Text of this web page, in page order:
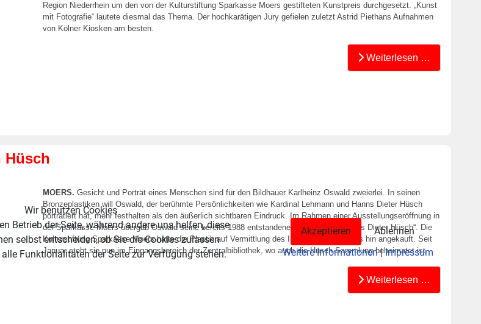
Region Niederrhein um den von der Kulturstiftung Sparkasse Moers gestifteten Kunstpreis durchgesetzt. „Kunst
mit Fotografie“ lautete diesmal das Thema. Der hochkarätigen Jury gefielen zuletzt Astrid Piethans Aufnahmen
von Kölner Kiosken am besten.
Weiterlesen …
Hüsch
MOERS. Gesicht und Porträt eines Menschen sind für den Bildhauer Karlheinz Oswald zweierlei. In seinen
Bronzeplastiken will Oswald, der berühmte Persönlichkeiten wie Kardinal Lehmann und Hanns Dieter Hüsch
porträtiert hat, mehr festhalten als den äußerlich sichtbaren Eindruck. Im Rahmen einer Ausstellungseröffnung in
der Sparkasse Moers übergab Oswald seine bereits 1988 entstandene Bronzearbeit „Hanns Dieter Hüsch“. Die
Kulturstiftung Sparkasse Moers hatte die Plastik auf Vermittlung des Initiativkreises Moers hin angekauft. Seit
Januar steht sie nun im Eingangsbereich der Zentralbibliothek, wo auch die Hüsch-Sammlung beheimatet ist.
Weiterlesen …
Wir benutzen Cookies
Betrieb der Seite, während andere uns helfen, diese
selbst entscheiden, ob Sie die Cookies zulassen
Funktionalitäten der Seite zur Verfügung stehen.
Akzeptieren
Ablehnen
Weitere Informationen|Impressum